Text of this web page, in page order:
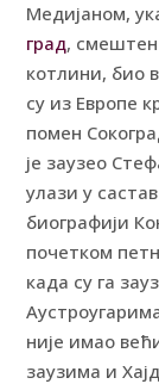
Медијаном,
град, смештен
котлини, био
су из Европе
помен
је заузео
улази у
биографији
почетком
када су га
није имао
заузима и